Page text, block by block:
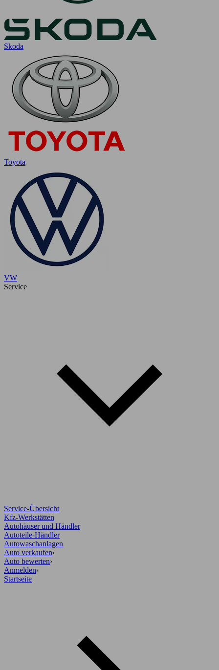
Skoda
Toyota
VW
Service
Service-Übersicht
Kfz-Werkstätten
Autohäuser und Händler
Autoteile-Händler
Autowaschanlagen
Auto verkaufen›
Auto bewerten›
Anmelden›
Startseite